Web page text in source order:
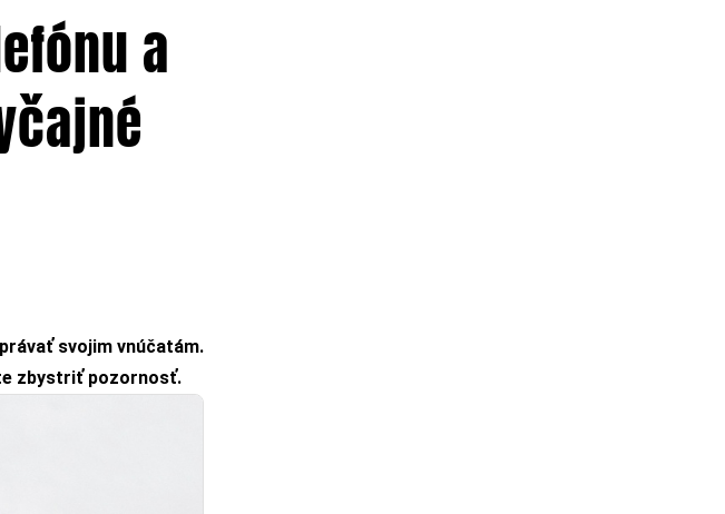
a
svojim vnúčatám.
zbystriť pozornosť.